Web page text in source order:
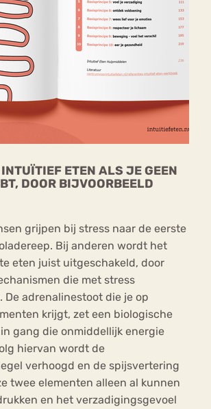
ETEN ALS JE GEEN
DOOR BIJVOORBEELD
grijpen bij stress naar de eerste
Bij anderen wordt het
eten juist uitgeschakeld, door
die met stress
De adrenalinestoot die je op
krijgt, zet een biologische
gang die onmiddellijk energie
hiervan wordt de
verhoogd en de spijsvertering
twee elementen alleen al kunnen
en het verzadigingsgevoel